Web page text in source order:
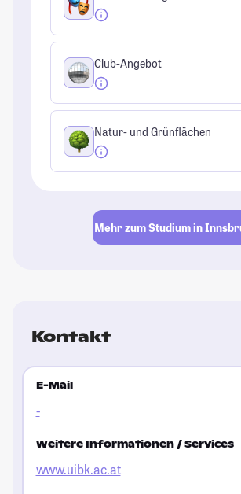
Club-Angebot
Natur- und Grünflächen
Mehr zum Studium in
Kontakt
E-Mail
-
Weitere Informationen / Services
www.uibk.ac.at